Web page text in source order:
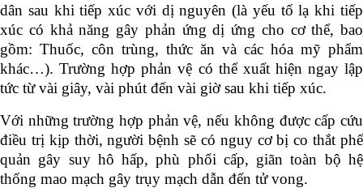
dân sau khi tiếp xúc với dị nguyên (là yếu tố lạ khi tiếp
xúc có khả năng gây phản ứng dị ứng cho cơ thể, bao
gồm: Thuốc, côn trùng, thức ăn và các hóa mỹ phẩm
khác…). Trường hợp phản vệ có thể xuất hiện ngay lập
tức từ vài giây, vài phút đến vài giờ sau khi tiếp xúc.
Với những trường hợp phản vệ, nếu không được cấp cứu
điều trị kịp thời, người bệnh sẽ có nguy cơ bị co thắt phế
quản gây suy hô hấp, phù phổi cấp, giãn toàn bộ hệ
thống mao mạch gây trụy mạch dẫn đến tử vong.